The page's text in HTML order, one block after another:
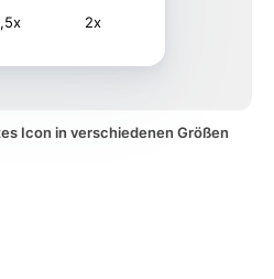
2x
Icon in verschiedenen Größen